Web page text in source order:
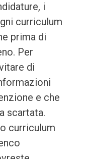
i
curriculum
prima di
Per
di
e che
scartata.
curriculum